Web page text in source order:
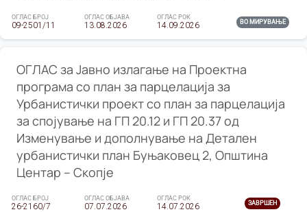
ОГЛАС БРОЈ
09-2501/11
ОГЛАС ОБЈАВА
13.08.2026
ОГЛАС РОК
14.09.2026 ВО МИРУВАЊЕ
ОГЛАС за Јавно излагање на Проектна
програма со план за парцелација за
Урбанистички проект со план за парцелација
за спојување на ГП 20.12 и ГП 20.37 од
Изменување и дополнување на Детален
урбанистички план Буњаковец 2, Општина
Центар – Скопје
ОГЛАС БРОЈ
26-2160/7
ОГЛАС ОБЈАВА
07.07.2026
ОГЛАС РОК
14.07.2026 ЗАВРШЕН